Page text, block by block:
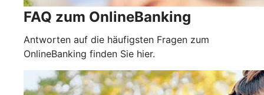
FAQ zum OnlineBanking
Antworten auf die häufigsten Fragen zum
OnlineBanking finden Sie hier.